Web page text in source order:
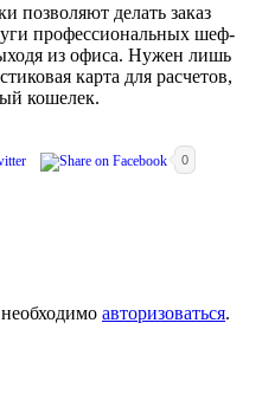
позволяют делать заказ
профессиональных шеф-
из офиса. Нужен лишь
карта для расчетов,
кошелек.
0
авторизоваться.